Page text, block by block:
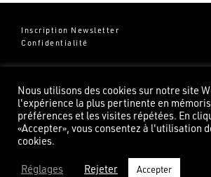
Inscription Newsletter
Confidentialité
Groupe Pierredeplan
82100 Castelsarrasin
©2026 Pierredeplan
Nous utilisons des cookies sur notre site
l'expérience la plus pertinente en
préférences et les visites répétées. En
«Accepter», vous consentez à l'utilisation
cookies.
Réglages Rejeter Accepter